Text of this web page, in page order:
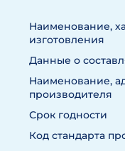
Наименование,
изготовления
Данные о
Наименование,
производителя
Срок годности
Код стандарта